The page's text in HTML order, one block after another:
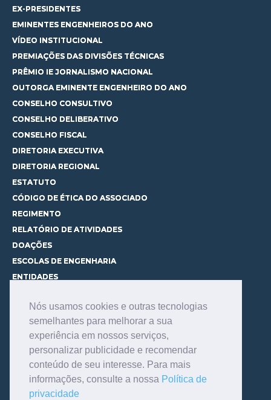
Nós usamos cookies e outras tecnologias
semelhantes para melhorar a sua
experiência em nossos serviços,
personalizar publicidade e recomendar
conteúdo de seu interesse. Para mais
informações, consulte a nossa Política de
privacidade
EX-PRESIDENTES
EMINENTES ENGENHEIROS DO ANO
VÍDEO INSTITUCIONAL
PREMIAÇÕES DAS DIVISÕES TÉCNICAS
PRÊMIO IE JORNALISMO NACIONAL
OUTORGA EMINENTE ENGENHEIRO DO ANO
CONSELHO CONSULTIVO
CONSELHO DELIBERATIVO
CONSELHO FISCAL
DIRETORIA EXECUTIVA
DIRETORIA REGIONAL
ESTATUTO
CÓDIGO DE ÉTICA DO ASSOCIADO
REGIMENTO
RELATÓRIO DE ATIVIDADES
DOAÇÕES
ESCOLAS DE ENGENHARIA
ENTIDADES
CURSOS
CONHEÇA OS CURSOS
CENTRAL DE MENTORIA
CONTATO